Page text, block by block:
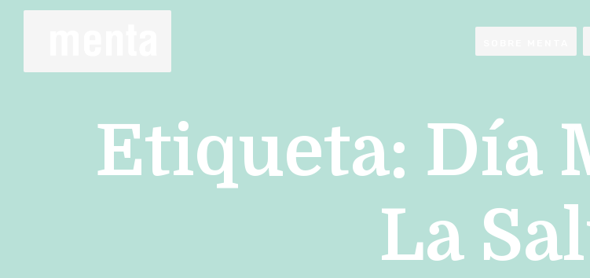
Etiqueta: Día
La